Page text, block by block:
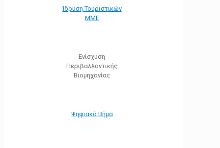
Ίδρυση Τουριστικών
ΜΜΕ
Ενίσχυση
Περιβαλλοντικής
Βιομηχανίας
Ψηφιακό Βήμα